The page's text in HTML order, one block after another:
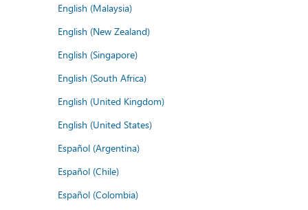
English (Malaysia)
English (New Zealand)
English (Singapore)
English (South Africa)
English (United Kingdom)
English (United States)
Español (Argentina)
Español (Chile)
Español (Colombia)